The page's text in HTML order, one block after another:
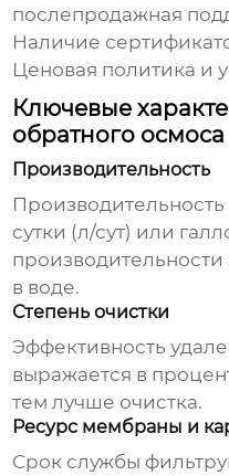
послепродажная
Наличие
Ценовая политика и
Ключевые
обратного осмоса
Производительность
сутки (л/сут) или
производительности
в воде.
Степень очистки
Эффективность
выражается в
тем лучше очистка.
Ресурс мембраны и
Срок службы